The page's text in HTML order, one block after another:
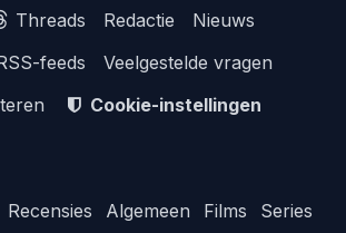
Threads Redactie
Nieuws
feeds
Veelgestelde vragen
Cookie-instellingen
Recensies Algemeen Films
Series